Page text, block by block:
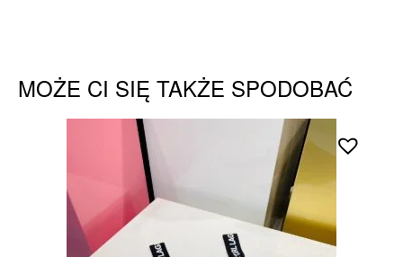
MOŻE CI SIĘ TAKŻE SPODOBAĆ